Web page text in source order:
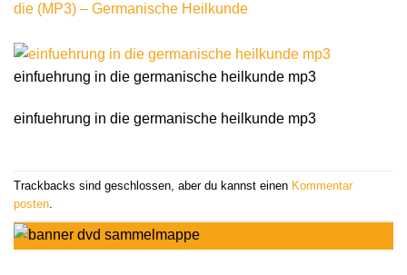
die (MP3) – Germanische Heilkunde
einfuehrung in die germanische heilkunde mp3
einfuehrung in die germanische heilkunde mp3
Trackbacks sind geschlossen, aber du kannst einen Kommentar
posten.